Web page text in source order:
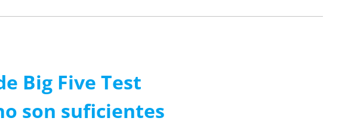
Big Five Test
son suficientes